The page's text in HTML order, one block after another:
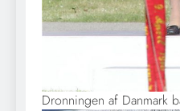
Dronningen af Danmark